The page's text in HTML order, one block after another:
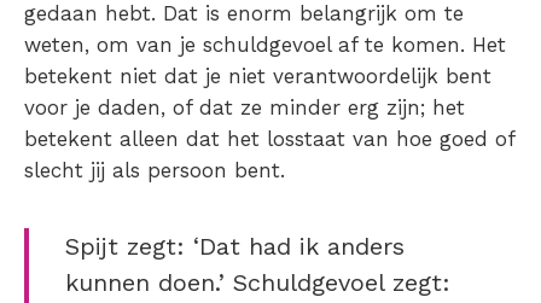
gedaan hebt. Dat is enorm belangrijk om te
weten, om van je schuldgevoel af te komen. Het
betekent niet dat je niet verantwoordelijk bent
voor je daden, of dat ze minder erg zijn; het
betekent alleen dat het losstaat van hoe goed of
slecht jij als persoon bent.
Spijt zegt: ‘Dat had ik anders
kunnen doen.’ Schuldgevoel zegt: